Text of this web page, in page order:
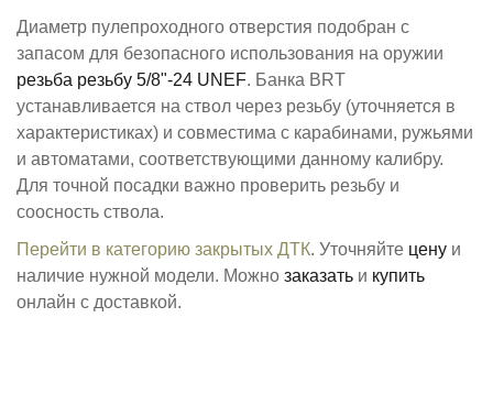
Диаметр пулепроходного отверстия подобран с
запасом для безопасного использования на оружии
резьба ​резьбу 5/8"-24 UNEF​​. Банкa BRT
устанавливается на ствол через резьбу (уточняется в
характеристиках) и совместима с карабинами, ружьями
и автоматами, соответствующими данному калибру.
Для точной посадки важно проверить резьбу и
соосность ствола.
Перейти в категорию закрытых ДТК. Уточняйте цену и
наличие нужной модели. Можно заказать и купить
онлайн с доставкой.